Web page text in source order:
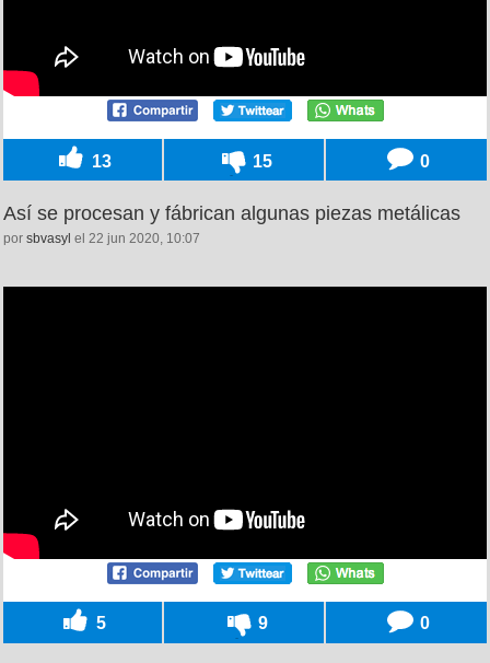
13 15 0
Así se procesan y fábrican algunas piezas metálicas
por sbvasyl el 22 jun 2020, 10:07
5 9 0